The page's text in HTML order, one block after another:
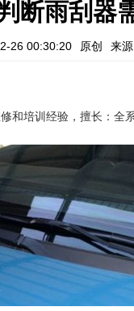
断雨刮器
26 00:30:20 原创 来